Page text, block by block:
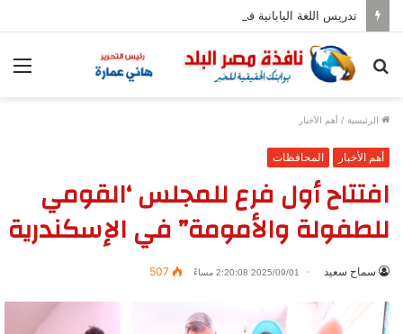
تدريس اللغة اليابانية فى المدارس بدءا من العام المقبل
بحث
الرئيسية / أهم الأخبار
أهم الأخبار المحافظات
افتتاح أول فرع للمجلس ‘القومي
للطفولة والأمومة” في الإسكندرية
سماح سعيد 2025/09/01 2:20:08 مساءً 507